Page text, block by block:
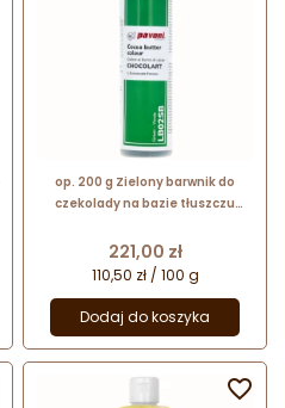
op. 200 g Zielony barwnik do
czekolady na bazie tłuszczu
Pavoni Italia
Cena
221,00 zł
110,50 zł / 100 g
Dodaj do koszyka
